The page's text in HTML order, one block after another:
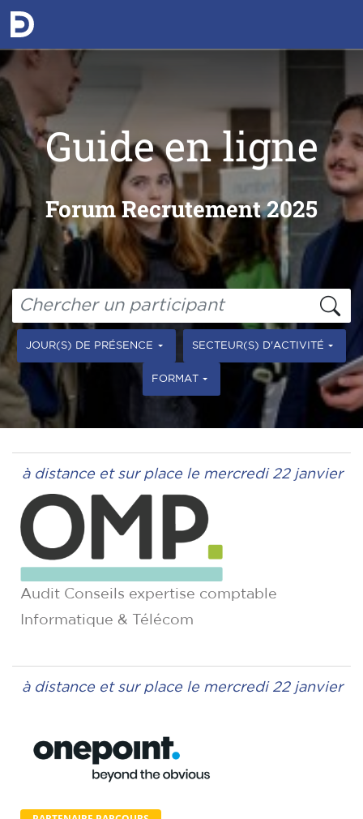
Guide en ligne
Forum Recrutement 2025
JOUR(S) DE PRÉSENCE SECTEUR(S) D'ACTIVITÉ
FORMAT
à distance et sur place le mercredi 22 janvier
Audit Conseils expertise comptable
Informatique & Télécom
à distance et sur place le mercredi 22 janvier